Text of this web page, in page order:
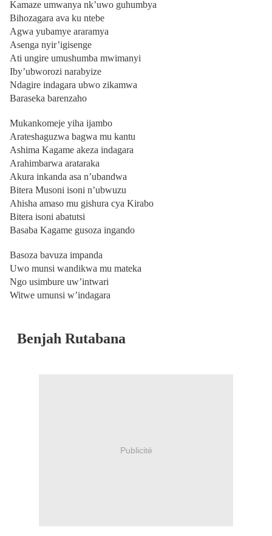
Kamaze umwanya nk’uwo guhumbya
Bihozagara ava ku ntebe
Agwa yubamye araramya
Asenga nyir’igisenge
Ati ungire umushumba mwimanyi
Iby’ubworozi narabyize
Ndagire indagara ubwo zikamwa
Baraseka barenzaho
Mukankomeje yiha ijambo
Arateshaguzwa bagwa mu kantu
Ashima Kagame akeza indagara
Arahimbarwa arataraka
Akura inkanda asa n’ubandwa
Bitera Musoni isoni n’ubwuzu
Ahisha amaso mu gishura cya Kirabo
Bitera isoni abatutsi
Basaba Kagame gusoza ingando
Basoza bavuza impanda
Uwo munsi wandikwa mu mateka
Ngo usimbure uw’intwari
Witwe umunsi w’indagara
Benjah Rutabana
Publicité